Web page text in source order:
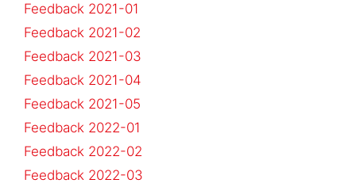
Feedback 2021-01
Feedback 2021-02
Feedback 2021-03
Feedback 2021-04
Feedback 2021-05
Feedback 2022-01
Feedback 2022-02
Feedback 2022-03